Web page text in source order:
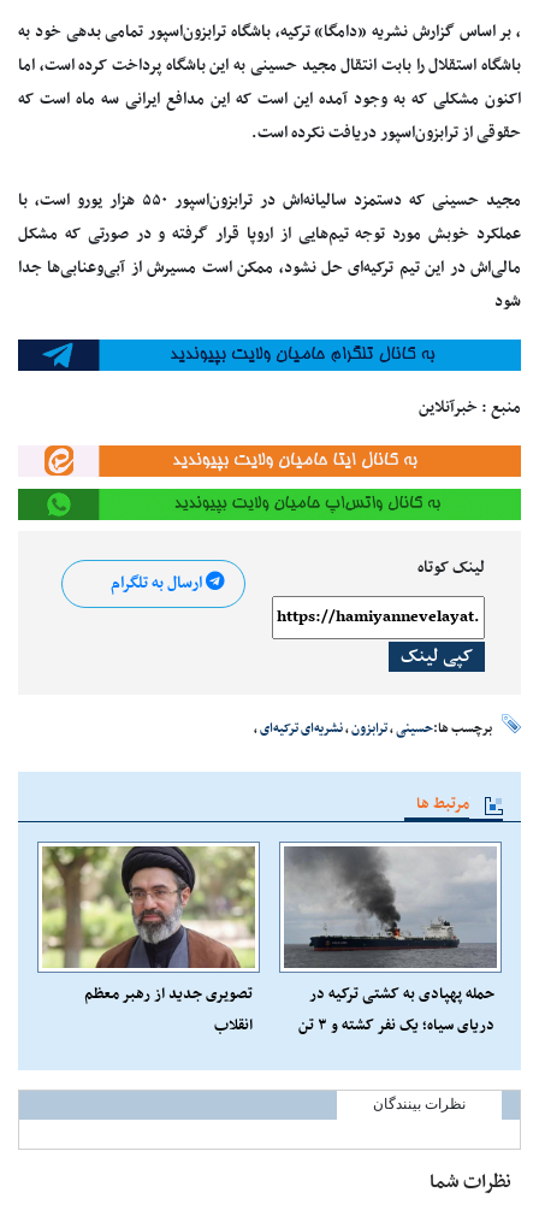
، بر اساس گزارش نشریه «دامگا» ترکیه، باشگاه ترابزون‌اسپور تمامی بدهی خود به
باشگاه استقلال را بابت انتقال مجید حسینی به این باشگاه پرداخت کرده است، اما
اکنون مشکلی که به وجود آمده این است که این مدافع ایرانی سه ماه است که
حقوقی از ترابزون‌اسپور دریافت نکرده است.
مجید حسینی که دستمزد سالیانه‌اش در ترابزون‌اسپور ۵۵۰ هزار یورو است، با
عملکرد خوبش مورد توجه تیم‌هایی از اروپا قرار گرفته و در صورتی که مشکل
مالی‌اش در این تیم ترکیه‌ای حل نشود، ممکن است مسیرش از آبی‌وعنابی‌ها جدا
شود
منبع : خبرآنلاین
لینک کوتاه
کپی لینک
ارسال به تلگرام
برچسب ها:حسینی،ترابزون،نشریه‌ای ترکیه‌ای،
مرتبط ها
حمله پهپادی به کشتی ترکیه در
دریای سیاه؛ یک نفر کشته و ۳ تن
تصویری جدید از رهبر معظم
انقلاب
نظرات بینندگان
نظرات شما